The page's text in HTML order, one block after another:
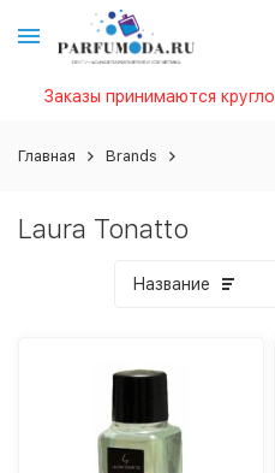
Заказы принимаются
Главная Brands
Laura Tonatto
Название